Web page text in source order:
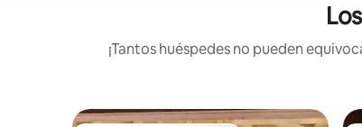
¡Tantos huéspedes no pueden